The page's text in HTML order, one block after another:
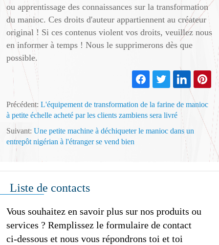
ou apprentissage des connaissances sur la transformation
du manioc. Ces droits d'auteur appartiennent au créateur
original ! Si ces contenus violent vos droits, veuillez nous
en informer à temps ! Nous le supprimerons dès que
possible.
Précédent:L'équipement de transformation de la farine de manioc
à petite échelle acheté par les clients zambiens sera livré
Suivant:Une petite machine à déchiqueter le manioc dans un
entrepôt nigérian à l'étranger se vend bien
Liste de contacts
Vous souhaitez en savoir plus sur nos produits ou
services ? Remplissez le formulaire de contact
ci-dessous et nous vous répondrons toi et toi